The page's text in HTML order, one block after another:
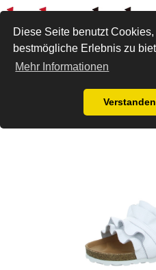
Diese Seite benutzt
bestmögliche Erlebnis zu
Mehr Informationen
Menü
Verbenas Pantolette